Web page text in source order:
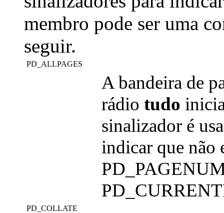
membro pode ser uma
seguir.
PD_ALLPAGES
A bandeira de
rádio tudo
sinalizador é
indicar que não
PD_COLLATE